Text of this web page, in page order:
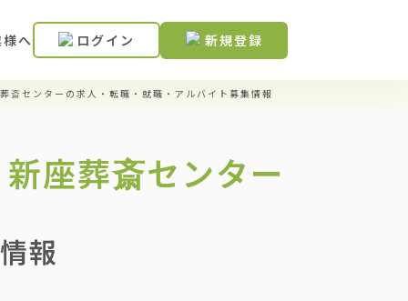
へ ログイン 新規登録
斎センターの求人・転職・就職・アルバイト募集情報
座葬斎センター
報